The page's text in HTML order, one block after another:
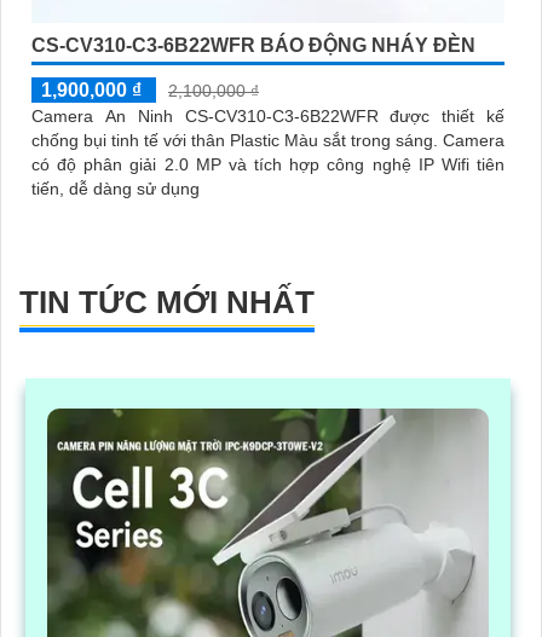
CS-CV310-C3-6B22WFR BÁO ĐỘNG NHÁY ĐÈN
1,900,000 ₫
2,100,000 ₫
Camera An Ninh CS-CV310-C3-6B22WFR được thiết kế
chống bụi tinh tế với thân Plastic Màu sắt trong sáng. Camera
có độ phân giải 2.0 MP và tích hợp công nghệ IP Wifi tiên
tiến, dễ dàng sử dụng
TIN TỨC MỚI NHẤT